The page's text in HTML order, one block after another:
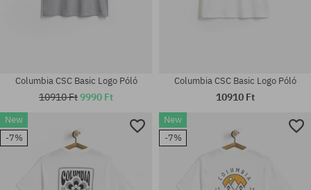
Columbia CSC Basic Logo Póló
10910 Ft9990 Ft
Columbia CSC Basic Logo Póló
10910 Ft
New
-7%
New
-7%